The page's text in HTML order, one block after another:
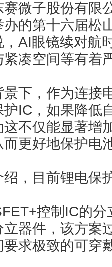
赛微子股份有限
办的第十六届松
，AI眼镜续对航
紧凑空间等有着
下，作为连接
护IC，如果降低
这不仅能显著增
而更好地保护电
绍，目前锂电保
控制IC的
立器件，该方案
要求极致的可穿